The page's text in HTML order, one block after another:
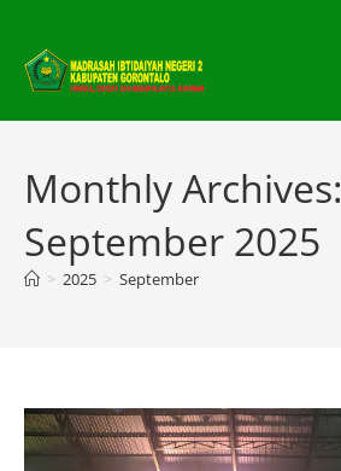
content
Monthly Archives:
September 2025
> 2025 > September